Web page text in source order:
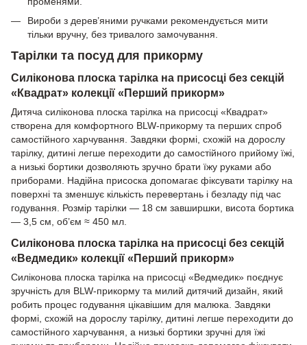
Вироби з дерев’яними ручками рекомендується мити
тільки вручну, без тривалого замочування.
Тарілки та посуд для прикорму
Силіконова плоска тарілка на присосці без секцій
«Квадрат» колекції «Перший прикорм»
Дитяча силіконова плоска тарілка на присосці «Квадрат»
створена для комфортного BLW-прикорму та перших спроб
самостійного харчування. Завдяки формі, схожій на дорослу
тарілку, дитині легше переходити до самостійного прийому їжі,
а низькі бортики дозволяють зручно брати їжу руками або
приборами. Надійна присоска допомагає фіксувати тарілку на
поверхні та зменшує кількість перевертань і безладу під час
годування. Розмір тарілки — 18 см завширшки, висота бортика
— 3,5 см, об’єм ≈ 450 мл.
Силіконова плоска тарілка на присосці без секцій
«Ведмедик» колекції «Перший прикорм»
Силіконова плоска тарілка на присосці «Ведмедик» поєднує
зручність для BLW-прикорму та милий дитячий дизайн, який
робить процес годування цікавішим для малюка. Завдяки
формі, схожій на дорослу тарілку, дитині легше переходити до
самостійного харчування, а низькі бортики зручні для їжі